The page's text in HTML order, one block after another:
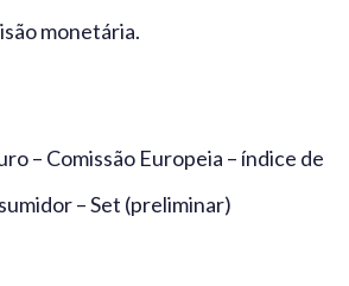
monetária.
– Comissão Europeia – índice de
– Set (preliminar)